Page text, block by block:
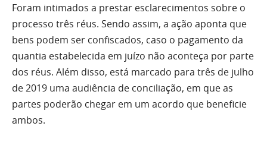
Foram intimados a prestar esclarecimentos sobre o
processo três réus. Sendo assim, a ação aponta que
bens podem ser confiscados, caso o pagamento da
quantia estabelecida em juízo não aconteça por parte
dos réus. Além disso, está marcado para três de julho
de 2019 uma audiência de conciliação, em que as
partes poderão chegar em um acordo que beneficie
ambos.